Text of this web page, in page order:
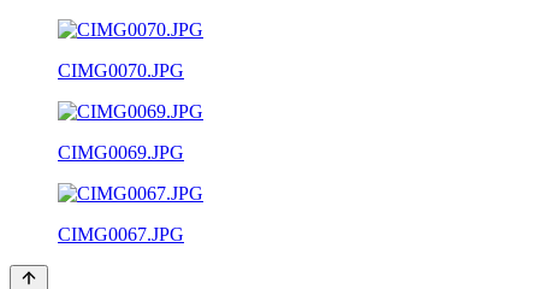
CIMG0070.JPG
CIMG0069.JPG
CIMG0067.JPG